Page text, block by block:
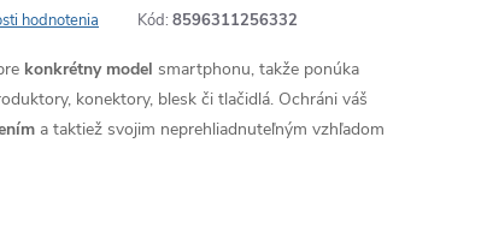
hodnotenia Kód: 8596311256332
konkrétny model smartphonu, takže ponúka
konektory, blesk či tlačidlá. Ochráni váš
a taktiež svojim neprehliadnuteľným vzhľadom